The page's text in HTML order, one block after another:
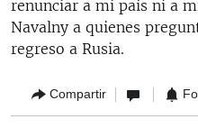
renunciar a mi país ni a
Navalny a quienes
regreso a Rusia.
Compartir